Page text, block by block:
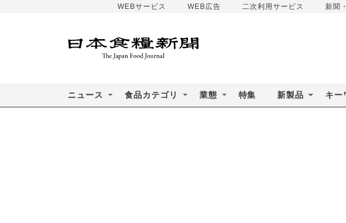
WEBサービス WEB広告 二次利用サービス 新聞
ニュース 食品カテゴリ 業態 特集 新製品 キー